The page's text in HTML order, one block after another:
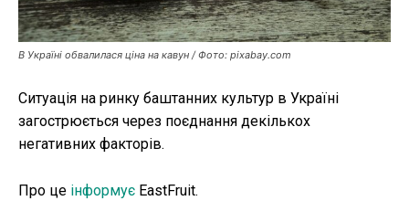
Курс валют
Ми в соц. мережах
В Україні обвалилася ціна на кавун / Фото: pixabay.com
Ситуація на ринку баштанних культур в Україні
загострюється через поєднання декількох
негативних факторів.
Про це інформує EastFruit.